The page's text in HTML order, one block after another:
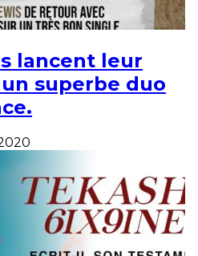
lancent leur
superbe duo